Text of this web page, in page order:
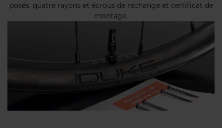
posés, quatre rayons et écrous de rechange et certificat de
montage.